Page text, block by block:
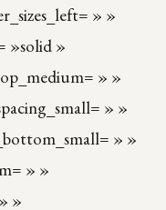
» »
»solid »
» »
» »
» »
» »
»